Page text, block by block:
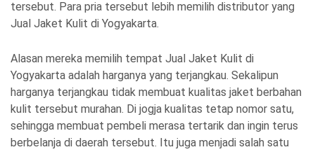
tersebut. Para pria tersebut lebih memilih distributor yang
Jual Jaket Kulit di Yogyakarta.
Alasan mereka memilih tempat Jual Jaket Kulit di
Yogyakarta adalah harganya yang terjangkau. Sekalipun
harganya terjangkau tidak membuat kualitas jaket berbahan
kulit tersebut murahan. Di jogja kualitas tetap nomor satu,
sehingga membuat pembeli merasa tertarik dan ingin terus
berbelanja di daerah tersebut. Itu juga menjadi salah satu